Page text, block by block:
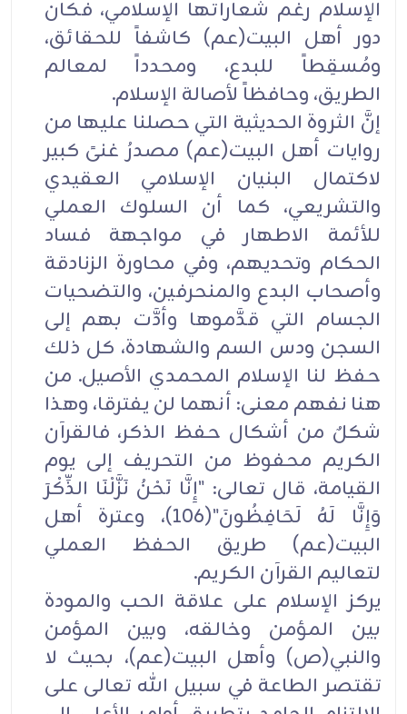
الإسلام رغم شعاراتها الإسلامي، فكان
دور أهل البيت(عم) كاشفاً للحقائق،
ومُسقِطاً للبدع، ومحدداً لمعالم
الطريق، وحافظاً لأصالة الإسلام.
إنَّ الثروة الحديثية التي حصلنا عليها من
روايات أهل البيت(عم) مصدرُ غنىً كبير
لاكتمال البنيان الإسلامي العقيدي
والتشريعي، كما أن السلوك العملي
للأئمة الاطهار في مواجهة فساد
الحكام وتحديهم، وفي محاورة الزنادقة
وأصحاب البدع والمنحرفين، والتضحيات
الجسام التي قدَّموها وأدَّت بهم إلى
السجن ودس السم والشهادة، كل ذلك
حفظ لنا الإسلام المحمدي الأصيل. من
هنا نفهم معنى: أنهما لن يفترقا، وهذا
شكلٌ من أشكال حفظ الذكر، فالقرآن
الكريم محفوظ من التحريف إلى يوم
القيامة، قال تعالى: "إِنَّا نَحْنُ نَزَّلْنَا الذِّكْرَ
وَإِنَّا لَهُ لَحَافِظُونَ"(106)، وعترة أهل
البيت(عم) طريق الحفظ العملي
لتعاليم القرآن الكريم.
يركز الإسلام على علاقة الحب والمودة
بين المؤمن وخالقه، وبين المؤمن
والنبي(ص) وأهل البيت(عم)، بحيث لا
تقتصر الطاعة في سبيل الله تعالى على